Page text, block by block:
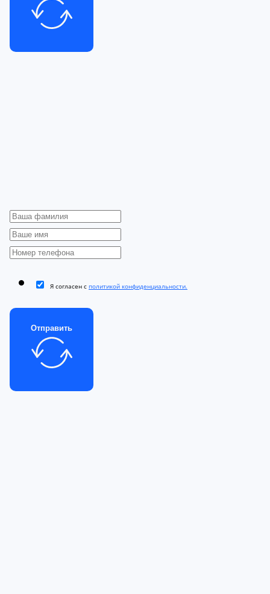
Я согласен с политикой конфиденциальности.
Отправить